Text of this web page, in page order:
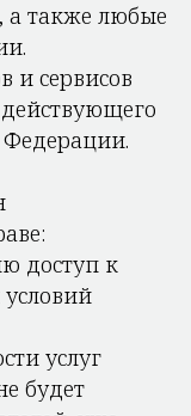
а также любые
и сервисов
Федерации.
доступ к
услуг
будет